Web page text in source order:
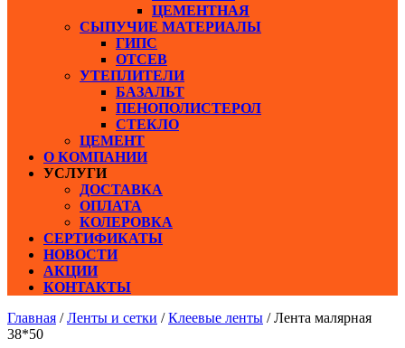
ЦЕМЕНТНАЯ
СЫПУЧИЕ МАТЕРИАЛЫ
ГИПС
ОТСЕВ
УТЕПЛИТЕЛИ
БАЗАЛЬТ
ПЕНОПОЛИСТЕРОЛ
СТЕКЛО
ЦЕМЕНТ
О КОМПАНИИ
УСЛУГИ
ДОСТАВКА
ОПЛАТА
КОЛЕРОВКА
СЕРТИФИКАТЫ
НОВОСТИ
АКЦИИ
КОНТАКТЫ
Главная /Ленты и сетки /Клеевые ленты / Лента малярная
38*50